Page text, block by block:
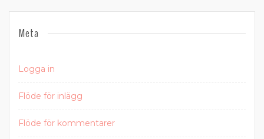
Meta
Logga in
Flöde för inlägg
Flöde för kommentarer